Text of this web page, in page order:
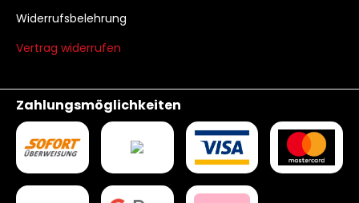
Widerrufsbelehrung
Vertrag widerrufen
Zahlungsmöglichkeiten